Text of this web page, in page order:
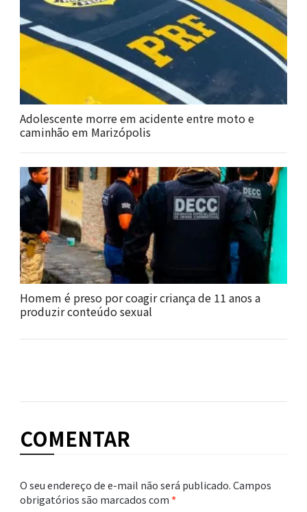
Adolescente morre em acidente entre moto e
caminhão em Marizópolis
Homem é preso por coagir criança de 11 anos a
produzir conteúdo sexual
COMENTAR
O seu endereço de e-mail não será publicado.Campos
obrigatórios são marcados com*